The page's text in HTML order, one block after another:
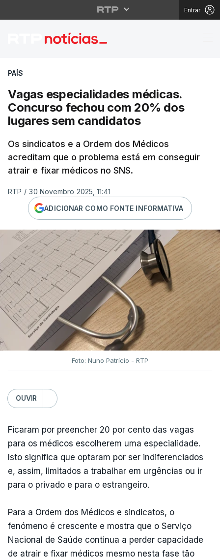
Entrar
Vagas
PAÍS
Vagas especialidades médicas.
Concurso fechou com 20% dos
lugares sem candidatos
Os sindicatos e a Ordem dos Médicos
acreditam que o problema está em conseguir
atrair e fixar médicos no SNS.
RTP / 30 Novembro 2025, 11:41
ADICIONAR COMO FONTE INFORMATIVA
Foto: Nuno Patrício - RTP
OUVIR
Ficaram por preencher 20 por cento das vagas
para os médicos escolherem uma especialidade.
Isto significa que optaram por ser indiferenciados
e, assim, limitados a trabalhar em urgências ou ir
para o privado e para o estrangeiro.
Para a Ordem dos Médicos e sindicatos, o
fenómeno é crescente e mostra que o Serviço
Nacional de Saúde continua a perder capacidade
de atrair e fixar médicos mesmo nesta fase tão